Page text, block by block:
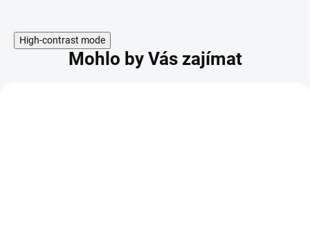
High-contrast mode
Mohlo by Vás zajímat